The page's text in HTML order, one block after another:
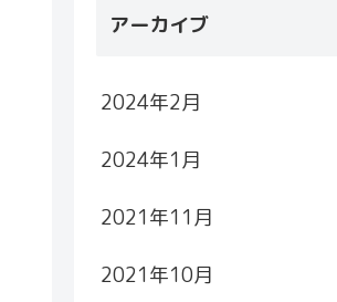
アーカイブ
2024年2月
2024年1月
2021年11月
2021年10月